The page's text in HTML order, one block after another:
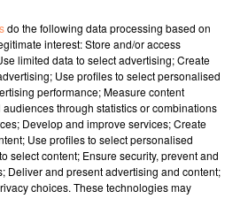
ADELE CASTILLON
L'eté Avec Toi
NAIKA
One Track Mind
do the following data processing based on
interest: Store and/or access
limited data to select advertising; Create
Use profiles to select personalised
performance; Measure content
through statistics or combinations
Develop and improve services; Create
Use profiles to select personalised
select content; Ensure security, prevent and
Deliver and present advertising and content;
choices. These technologies may